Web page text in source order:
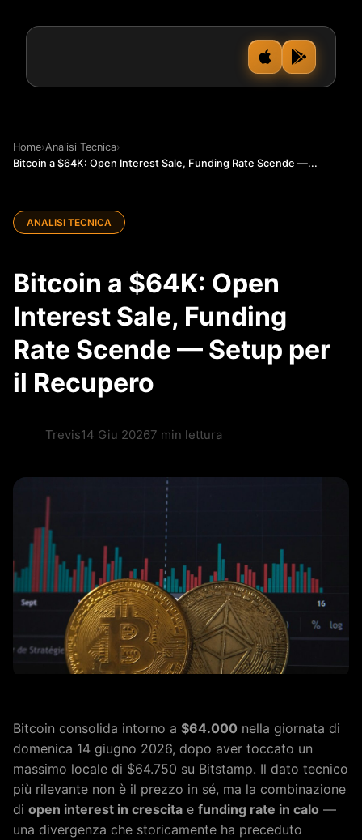
Home›Analisi Tecnica›
Bitcoin a $64K: Open Interest Sale, Funding Rate Scende —...
ANALISI TECNICA
Bitcoin a $64K: Open
Interest Sale, Funding
Rate Scende — Setup per
il Recupero
Trevis14 Giu 20267 min lettura
Bitcoin consolida intorno a $64.000 nella giornata di
domenica 14 giugno 2026, dopo aver toccato un
massimo locale di $64.750 su Bitstamp. Il dato tecnico
più rilevante non è il prezzo in sé, ma la combinazione
di open interest in crescita e funding rate in calo —
una divergenza che storicamente ha preceduto